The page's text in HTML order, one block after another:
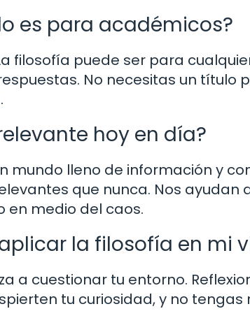
es para académicos?
filosofía puede ser para
No necesitas un título
hoy en día?
mundo lleno de información y
que nunca. Nos ayudan
en medio del caos.
la filosofía en mi
a cuestionar tu entorno.
tu curiosidad, y no